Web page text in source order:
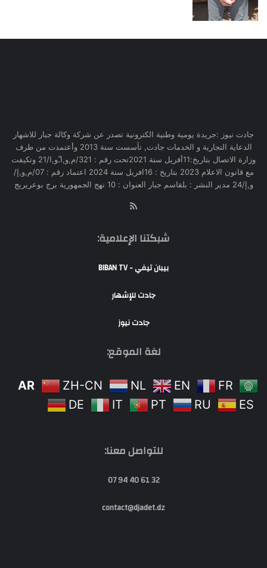
جادت نيوز :جريدة يومية وطنية الكترونية تصدر عن شركة وكالة جبار للاشهار
الدعاية التجارية و الخدمات جادت, تأسست سنة 2013 وأعتمدت من طرف
وزارة الاتصال بتاريخ:11أفريل سنة 2021تحت رقم : 321/م,و,ا,ّو,ا/21 وتكيفت
مع قانون الاعلام 2023 بتاريخ : 16افريل سنة 2024 اعتماد رقم : 07/م,و,إ/
و,إ/24 مدير النشر : بلقاسم جبار العنوان : 10 نهج الجمهورية برج بوعريريج
شبكتنا الإعلامية:
بيبان تيفي - BIBAN TV
جادت للإشهار
جادت نيوز
لغة الموقع:
AR ZH-CN NL EN
FR
DE
IT PT RU ES
للتواصل معنا:
32 61 40 94 07
contact@djadet.dz